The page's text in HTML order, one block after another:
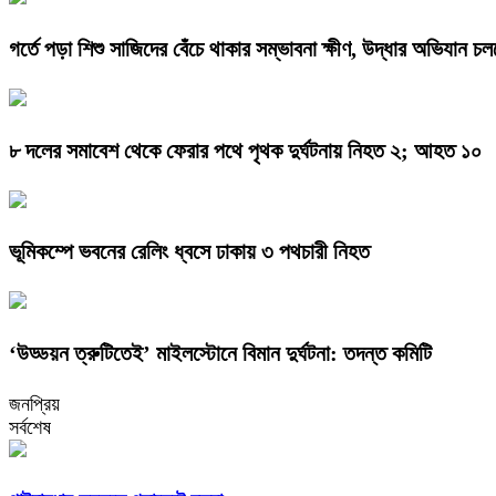
গর্তে পড়া শিশু সাজিদের বেঁচে থাকার সম্ভাবনা ক্ষীণ, উদ্ধার অভিযান
৮ দলের সমাবেশ থেকে ফেরার পথে পৃথক দুর্ঘটনায় নিহত ২; আহত ১০
ভূমিকম্পে ভবনের রেলিং ধ্বসে ঢাকায় ৩ পথচারী নিহত
‘উড্ডয়ন ত্রুটিতেই’ মাইলস্টোনে বিমান দুর্ঘটনা: তদন্ত কমিটি
জনপ্রিয়
সর্বশেষ